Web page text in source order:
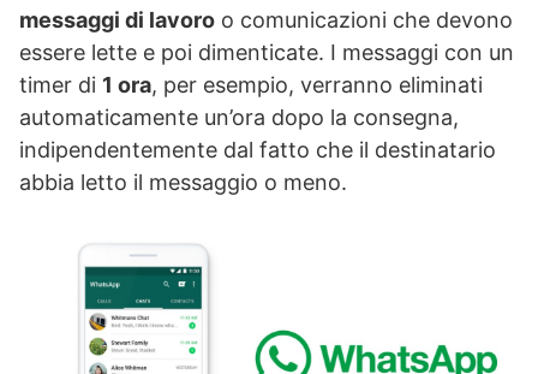
messaggi di lavoro o comunicazioni che devono
essere lette e poi dimenticate. I messaggi con un
timer di 1 ora, per esempio, verranno eliminati
automaticamente un’ora dopo la consegna,
indipendentemente dal fatto che il destinatario
abbia letto il messaggio o meno.